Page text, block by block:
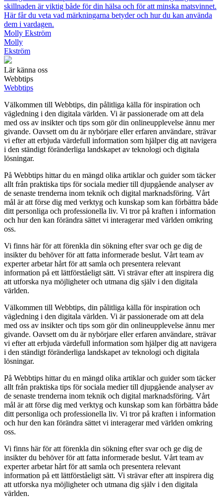
skillnaden är viktig både för din hälsa och för att minska matsvinnet.
Här får du veta vad märkningarna betyder och hur du kan använda
dem i vardagen.
Molly Ekström
Molly
Ekström
Lär känna oss
Webbtips
Webbtips
Välkommen till Webbtips, din pålitliga källa för inspiration och
vägledning i den digitala världen. Vi är passionerade om att dela
med oss av insikter och tips som gör din onlineupplevelse ännu mer
givande. Oavsett om du är nybörjare eller erfaren användare, strävar
vi efter att erbjuda värdefull information som hjälper dig att navigera
i den ständigt föränderliga landskapet av teknologi och digitala
lösningar.
På Webbtips hittar du en mängd olika artiklar och guider som täcker
allt från praktiska tips för sociala medier till djupgående analyser av
de senaste trenderna inom teknik och digital marknadsföring. Vårt
mål är att förse dig med verktyg och kunskap som kan förbättra både
ditt personliga och professionella liv. Vi tror på kraften i information
och hur den kan förändra sättet vi interagerar med världen omkring
oss.
Vi finns här för att förenkla din sökning efter svar och ge dig de
insikter du behöver för att fatta informerade beslut. Vårt team av
experter arbetar hårt för att samla och presentera relevant
information på ett lättförståeligt sätt. Vi strävar efter att inspirera dig
att utforska nya möjligheter och utmana dig själv i den digitala
världen.
Välkommen till Webbtips, din pålitliga källa för inspiration och
vägledning i den digitala världen. Vi är passionerade om att dela
med oss av insikter och tips som gör din onlineupplevelse ännu mer
givande. Oavsett om du är nybörjare eller erfaren användare, strävar
vi efter att erbjuda värdefull information som hjälper dig att navigera
i den ständigt föränderliga landskapet av teknologi och digitala
lösningar.
På Webbtips hittar du en mängd olika artiklar och guider som täcker
allt från praktiska tips för sociala medier till djupgående analyser av
de senaste trenderna inom teknik och digital marknadsföring. Vårt
mål är att förse dig med verktyg och kunskap som kan förbättra både
ditt personliga och professionella liv. Vi tror på kraften i information
och hur den kan förändra sättet vi interagerar med världen omkring
oss.
Vi finns här för att förenkla din sökning efter svar och ge dig de
insikter du behöver för att fatta informerade beslut. Vårt team av
experter arbetar hårt för att samla och presentera relevant
information på ett lättförståeligt sätt. Vi strävar efter att inspirera dig
att utforska nya möjligheter och utmana dig själv i den digitala
världen.